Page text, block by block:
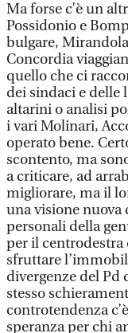
Ma forse c’è un
Possidonio e
bulgare,
Concordia
quello che ci
dei sindaci e delle
altarini o analisi
i vari Molinari,
operato bene.
scontento, ma
a criticare, ad
migliorare, ma il
una visione nuova
personali della
per il centrodestra
sfruttare
divergenze del
stesso
controtendenza
speranza per chi